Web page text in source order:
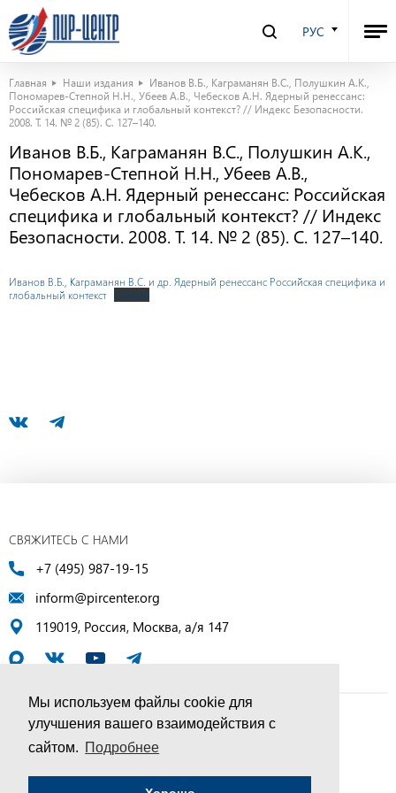
Мы используем файлы cookie для
улучшения вашего взаимодействия с
сайтом. Подробнее
РУС
Главная Наши издания
Иванов В.Б., Каграманян В.С., Полушкин А.К.,
Пономарев-Степной Н.Н., Убеев А.В., Чебесков А.Н. Ядерный ренессанс:
Российская специфика и глобальный контекст? // Индекс Безопасности.
2008. Т. 14. № 2 (85). С. 127–140.
Иванов В.Б., Каграманян В.С., Полушкин А.К.,
Пономарев-Степной Н.Н., Убеев А.В.,
Чебесков А.Н. Ядерный ренессанс: Российская
специфика и глобальный контекст? // Индекс
Безопасности. 2008. Т. 14. № 2 (85). С. 127–140.
Иванов В.Б., Каграманян В.С. и др. Ядерный ренессанс Российская специфика и
глобальный контекст
Скачать
СВЯЖИТЕСЬ С НАМИ
+7 (495) 987-19-15
inform@pircenter.org
119019, Россия, Москва, а/я 147
© ПИР-Центр, 1994–2025 | Все права защищены